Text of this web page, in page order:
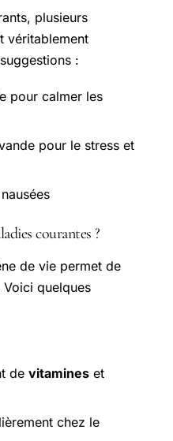
plusieurs
véritablement
:
pour calmer les
pour le stress et
courantes ?
de vie permet de
quelques
de vitamines et
chez le